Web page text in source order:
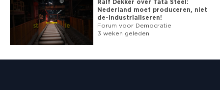
Ralf Dekker over Tata Steel:
Nederland moet produceren, niet
de-industrialiseren!
Forum voor Democratie
3 weken geleden